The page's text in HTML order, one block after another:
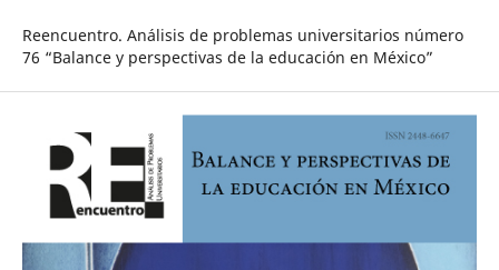
Reencuentro. Análisis de problemas universitarios número
76 “Balance y perspectivas de la educación en México”